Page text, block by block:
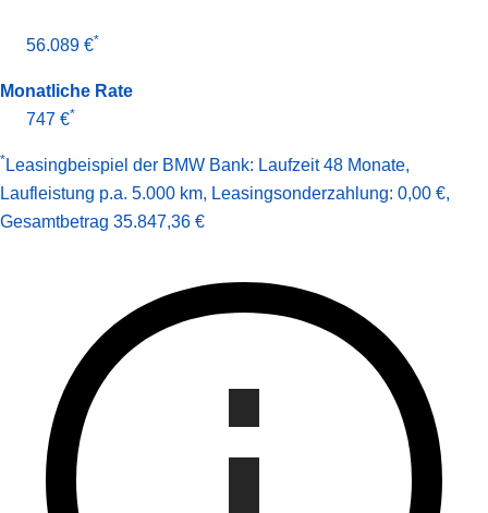
56.089 €*
Monatliche Rate
747 €*
* Leasingbeispiel der BMW Bank: Laufzeit 48 Monate,
Laufleistung p.a. 5.000 km, Leasingsonderzahlung: 0,00 €,
Gesamt­betrag 35.847,36 €